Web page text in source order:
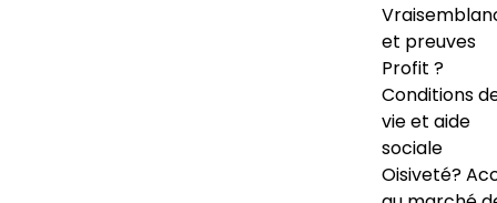
et preuves
Profit ?
Conditions
vie et aide
sociale
Oisiveté?